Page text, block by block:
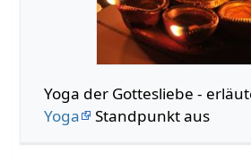
Yoga der Gottesliebe -
Yoga
Standpunkt aus